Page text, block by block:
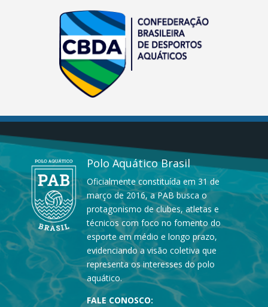
Polo Aquático Brasil
Oficialmente constituída em 31 de
março de 2016, a PAB busca o
protagonismo de clubes, atletas e
técnicos com foco no fomento do
esporte em médio e longo prazo,
evidenciando a visão coletiva que
representa os interesses do polo
aquático.
FALE CONOSCO: